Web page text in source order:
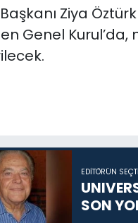
Ziya
Genel
EDITÖRÜN
SON